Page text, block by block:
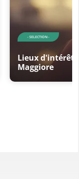
- SELECTION -
Lieux d'intérêt
Maggiore